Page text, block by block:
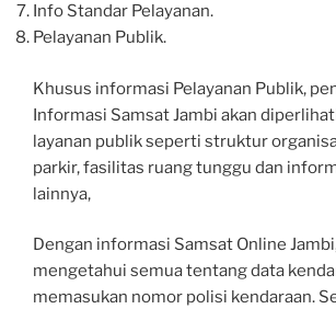
Info Standar Pelayanan.
Pelayanan Publik.
Khusus informasi Pelayanan Publik,
Informasi Samsat Jambi akan
layanan publik seperti struktur
parkir, fasilitas ruang tunggu dan
lainnya,
Dengan informasi Samsat Online
mengetahui semua tentang data
memasukan nomor polisi kendaraan.